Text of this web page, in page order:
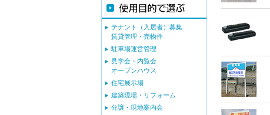
テナント（入居者）募集
賃貸管理・売物件
駐車場運営管理
見学会・内覧会
オープンハウス
住宅展示場
建築現場・リフォーム
分譲・現地案内会